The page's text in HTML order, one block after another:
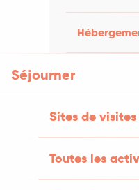
Séjourner
Sites de visites
Toutes les
erreur